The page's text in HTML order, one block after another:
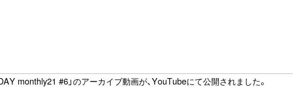
monthly21 #6」のアーカイブ動画が、YouTubeにて公開されました。